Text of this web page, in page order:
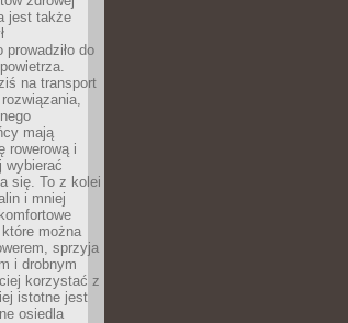
jest także
do
na transport
mają
rowerową i
wybierać
się. To z kolei
i mniej
można
sprzyja
i drobnym
korzystać z
istotne jest
osiedla